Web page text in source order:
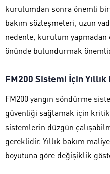
kurulumdan sonra önemli
bakım sözleşmeleri, uzun
nedenle, kurulum
önünde bulundurmak
FM200 Sistemi İçin
FM200 yangın söndürme
güvenliği sağlamak için
sistemlerin düzgün
gereklidir. Yıllık bakım
boyutuna göre değişiklik